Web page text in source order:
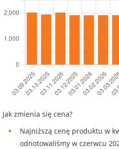
Jak zmienia się cena?
Najniższą cenę produktu w
odnotowaliśmy w czerwcu